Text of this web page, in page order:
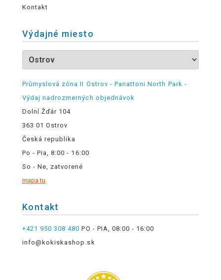
Kontakt
Výdajné miesto
Průmyslová zóna II Ostrov - Panattoni North Park -
Výdaj nadrozmerných objednávok
Dolní Žďár 104
363 01 Ostrov
Česká republika
Po - Pia, 8:00 - 16:00
So - Ne, zatvorené
mapa tu
Kontakt
+421 950 308 480 PO - PIA, 08:00 - 16:00
info@kokiskashop.sk